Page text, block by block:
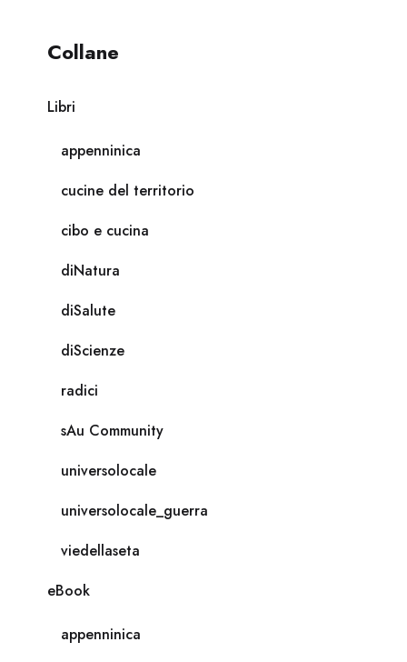
Collane
Libri
appenninica
cucine del territorio
cibo e cucina
diNatura
diSalute
diScienze
radici
sAu Community
universolocale
universolocale_guerra
viedellaseta
eBook
appenninica